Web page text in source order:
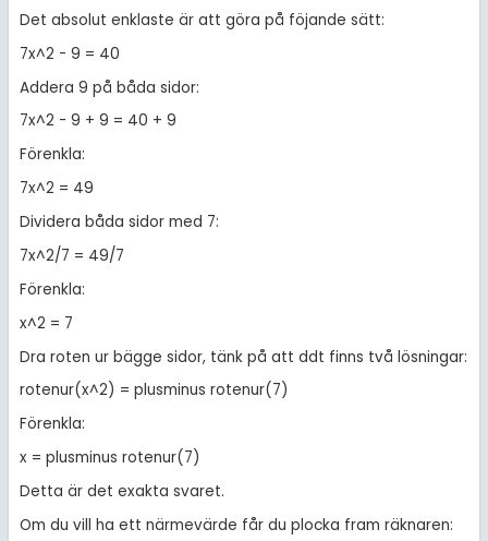
Det absolut enklaste är att göra på föjande sätt:
7x^2 - 9 = 40
Addera 9 på båda sidor:
7x^2 - 9 + 9 = 40 + 9
Förenkla:
7x^2 = 49
Dividera båda sidor med 7:
7x^2/7 = 49/7
Förenkla:
x^2 = 7
Dra roten ur bägge sidor, tänk på att ddt finns två lösningar:
rotenur(x^2) = plusminus rotenur(7)
Förenkla:
x = plusminus rotenur(7)
Detta är det exakta svaret.
Om du vill ha ett närmevärde får du plocka fram räknaren: